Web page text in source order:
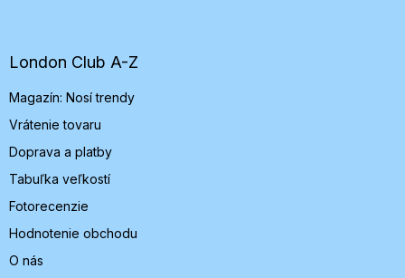
e
London Club A-Z
Magazín: Nosí trendy
Vrátenie tovaru
Doprava a platby
Tabuľka veľkostí
Fotorecenzie
Hodnotenie obchodu
O nás